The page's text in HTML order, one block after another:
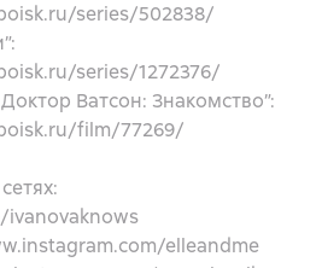
series/502838/
series/1272376/
Ватсон: Знакомство”:
film/77269/
elleandme